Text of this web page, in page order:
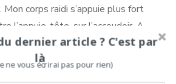
Mon corps raidi s’appuie plus fort
l’appuie-tête, sur l’accoudoir. A
et de mon coude gauche des
Ils sont encore tout frais ces bleus.
dernier article ? C'est par
là
ne vous écrirai pas pour rien)